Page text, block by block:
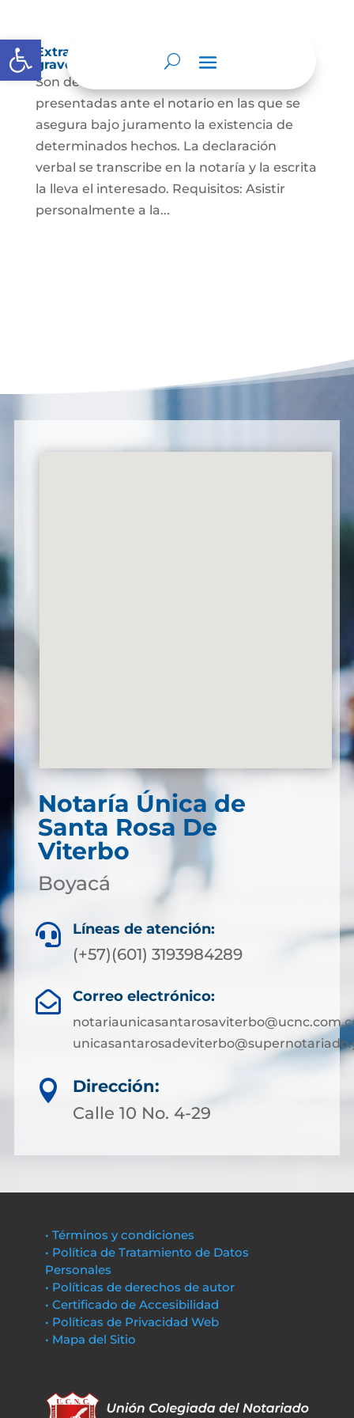
Abrir barra de herramientas
Extra-proceso o declaración bajo la
gravedad de juramento
Son declaraciones verbales o escritas
presentadas ante el notario en las que se
asegura bajo juramento la existencia de
determinados hechos. La declaración
verbal se transcribe en la notaría y la escrita
la lleva el interesado. Requisitos: Asistir
personalmente a la...
Notaría Única de
Santa Rosa De
Viterbo
Boyacá
 Líneas de atención:
(+57)(601) 3193984289
 Correo electrónico:

Dirección:
Calle 10 No. 4-29
• Términos y condiciones
• Política de Tratamiento de Datos
Personales
• Políticas de derechos de autor
• Certificado de Accesibilidad
• Políticas de Privacidad Web
• Mapa del Sitio